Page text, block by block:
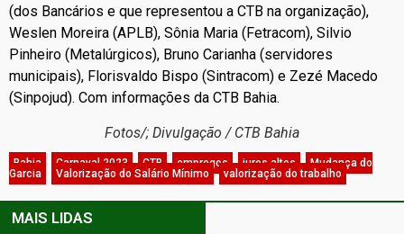
(dos Bancários e que representou a CTB na organização),
Weslen Moreira (APLB), Sônia Maria (Fetracom), Silvio
Pinheiro (Metalúrgicos), Bruno Carianha (servidores
municipais), Florisvaldo Bispo (Sintracom) e Zezé Macedo
(Sinpojud). Com informações da CTB Bahia.
Fotos/; Divulgação / CTB Bahia
Bahia Carnaval 2023 , CTB , empregos , juros altos , Mudança do
Garcia
Valorização do Salário Mínimo , valorização do trabalho
MAIS LIDAS